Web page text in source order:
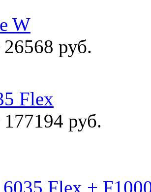
W
26568 руб.
Flex
177194 руб.
6035 Flex +